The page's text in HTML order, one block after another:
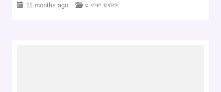
11 months ago ○ ফসল চাষাবাদ